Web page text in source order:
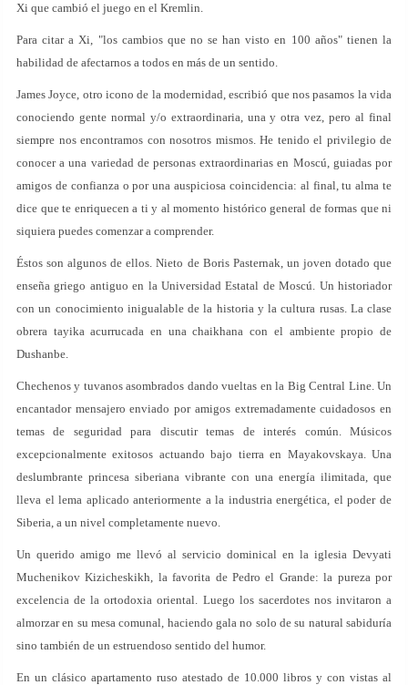
Xi que cambió el juego en el Kremlin.
Para citar a Xi, "los cambios que no se han visto en 100 años" tienen la
habilidad de afectarnos a todos en más de un sentido.
James Joyce, otro icono de la modernidad, escribió que nos pasamos la vida
conociendo gente normal y/o extraordinaria, una y otra vez, pero al final
siempre nos encontramos con nosotros mismos. He tenido el privilegio de
conocer a una variedad de personas extraordinarias en Moscú, guiadas por
amigos de confianza o por una auspiciosa coincidencia: al final, tu alma te
dice que te enriquecen a ti y al momento histórico general de formas que ni
siquiera puedes comenzar a comprender.
Éstos son algunos de ellos. Nieto de Boris Pasternak, un joven dotado que
enseña griego antiguo en la Universidad Estatal de Moscú. Un historiador
con un conocimiento inigualable de la historia y la cultura rusas. La clase
obrera tayika acurrucada en una chaikhana con el ambiente propio de
Dushanbe.
Chechenos y tuvanos asombrados dando vueltas en la Big Central Line. Un
encantador mensajero enviado por amigos extremadamente cuidadosos en
temas de seguridad para discutir temas de interés común. Músicos
excepcionalmente exitosos actuando bajo tierra en Mayakovskaya. Una
deslumbrante princesa siberiana vibrante con una energía ilimitada, que
lleva el lema aplicado anteriormente a la industria energética, el poder de
Siberia, a un nivel completamente nuevo.
Un querido amigo me llevó al servicio dominical en la iglesia Devyati
Muchenikov Kizicheskikh, la favorita de Pedro el Grande: la pureza por
excelencia de la ortodoxia oriental. Luego los sacerdotes nos invitaron a
almorzar en su mesa comunal, haciendo gala no solo de su natural sabiduría
sino también de un estruendoso sentido del humor.
En un clásico apartamento ruso atestado de 10.000 libros y con vistas al